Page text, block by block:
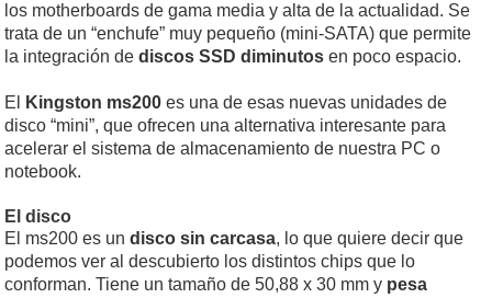
los motherboards de gama media y alta de la actualidad. Se
trata de un “enchufe” muy pequeño (mini-SATA) que permite
la integración de discos SSD diminutos en poco espacio.
El Kingston ms200 es una de esas nuevas unidades de
disco “mini”, que ofrecen una alternativa interesante para
acelerar el sistema de almacenamiento de nuestra PC o
notebook.
El disco
El ms200 es un disco sin carcasa, lo que quiere decir que
podemos ver al descubierto los distintos chips que lo
conforman. Tiene un tamaño de 50,88 x 30 mm y pesa